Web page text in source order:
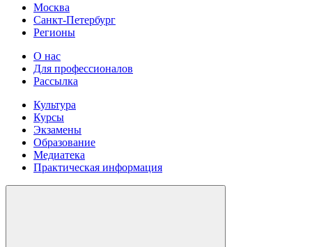
Москва
Санкт-Петербург
Регионы
О нас
Для профессионалов
Рассылка
Культура
Курсы
Экзамены
Образование
Медиатека
Практическая информация